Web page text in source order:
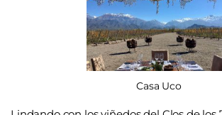
Casa Uco